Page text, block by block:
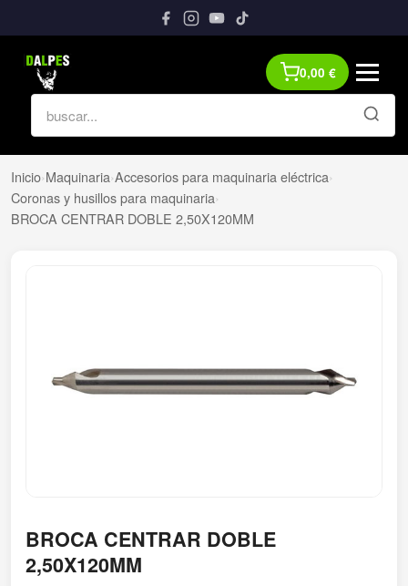
0,00 €
Inicio›Maquinaria›Accesorios para maquinaria eléctrica›
Coronas y husillos para maquinaria›
BROCA CENTRAR DOBLE 2,50X120MM
BROCA CENTRAR DOBLE
2,50X120MM